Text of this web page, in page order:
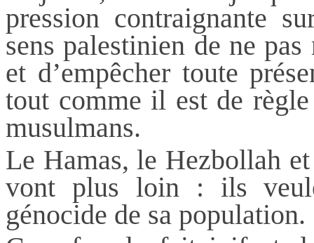
pression contraignante
sens palestinien de ne
et d’empêcher toute
tout comme il est de
musulmans.
Le Hamas, le Hezbollah
vont plus loin : ils
génocide de sa population.